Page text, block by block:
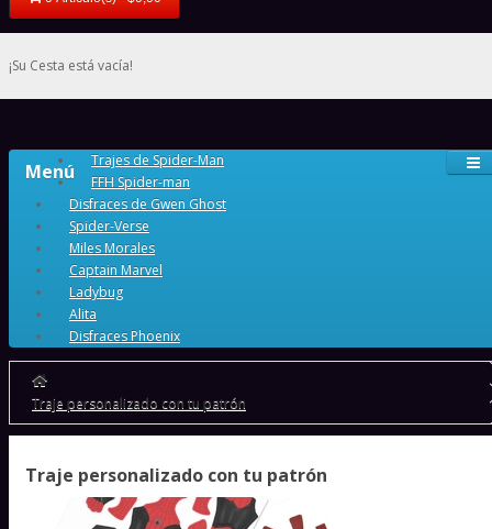
¡Su Cesta está vacía!
Menú
Trajes de Spider-Man
FFH Spider-man
Disfraces de Gwen Ghost
Spider-Verse
Miles Morales
Captain Marvel
Ladybug
Alita
Disfraces Phoenix
Traje personalizado con tu patrón
Traje personalizado con tu patrón